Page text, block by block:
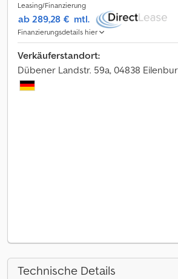
Leasing/Finanzierung
ab 289,28 € mtl.
Finanzierungsdetails hier
Verkäuferstandort:
Dübener Landstr. 59a, 04838
Technische Details